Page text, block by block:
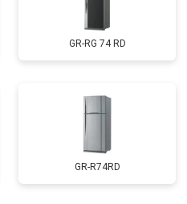
GR-RG 74 RD
GR-R74RD